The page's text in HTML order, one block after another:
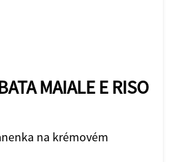
MAIALE E RISO
na krémovém